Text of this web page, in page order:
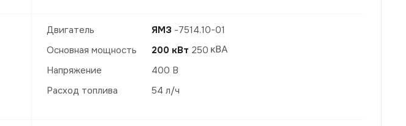
Двигатель ЯМЗ -7514.10-01
Основная мощность
200 кВт 250
Напряжение
400 В
Расход топлива
54 л/ч